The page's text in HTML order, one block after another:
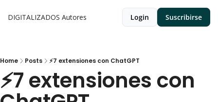
DIGITALIZADOS Autores Login Suscribirse
Home Posts ⚡7 extensiones con ChatGPT
⚡7 extensiones con